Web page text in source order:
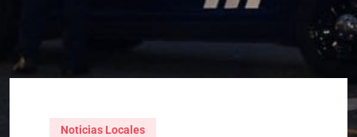
Noticias Locales